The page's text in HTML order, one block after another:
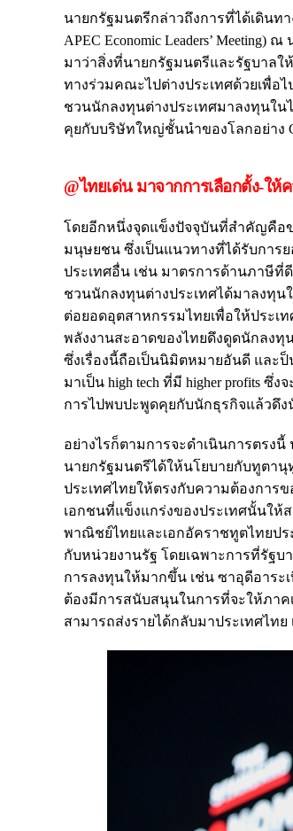
นายกรัฐมนตรีกล่าวถึงการที่ได้เดินทา
APEC Economic Leaders’
มาว่าสิ่งที่นายกรัฐมนตรีและรัฐบาล
ทางร่วมคณะไปต่างประเทศด้วยเพื่อ
ชวนนักลงทุนต่างประเทศมาลงทุนใน
คุยกับบริษัทใหญ่ชั้นนำของโลกอย่าง
@ไทยเด่น มาจากการเลือกตั้ง-ใ
โดยอีกหนึ่งจุดแข็งปัจจุบันที่สำคัญคือ
มนุษยชน ซึ่งเป็นแนวทางที่ได้รับการ
ประเทศอื่น เช่น มาตรการด้านภาษีที่
ชวนนักลงทุนต่างประเทศได้มาลงทุนใ
ต่อยอดอุตสาหกรรมไทยเพื่อให้ประ
พลังงานสะอาดของไทยดึงดูดนักลงทุ
ซึ่งเรื่องนี้ถือเป็นนิมิตหมายอันดี และ
มาเป็น high tech ที่มี higher profits
การไปพบปะพูดคุยกับนักธุรกิจแล้วดึ
อย่างไรก็ตามการจะดำเนินการตรง
นายกรัฐมนตรีได้ให้นโยบายกับทูตา
ประเทศไทยให้ตรงกับความต้องการ
เอกชนที่แข็งแกร่งของประเทศนั้นให้
พาณิชย์ไทยและเอกอัคราชทูตไทยปร
กับหน่วยงานรัฐ โดยเฉพาะการที่รัฐ
การลงทุนให้มากขึ้น เช่น ซาอุดีอาร
ต้องมีการสนับสนุนในการที่จะให้ภาค
สามารถส่งรายได้กลับมาประเทศไ